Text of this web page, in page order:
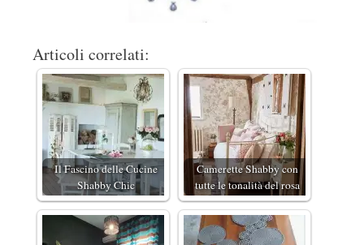
Articoli correlati:
Il Fascino delle Cucine
Shabby Chic
Camerette Shabby con
tutte le tonalità del rosa